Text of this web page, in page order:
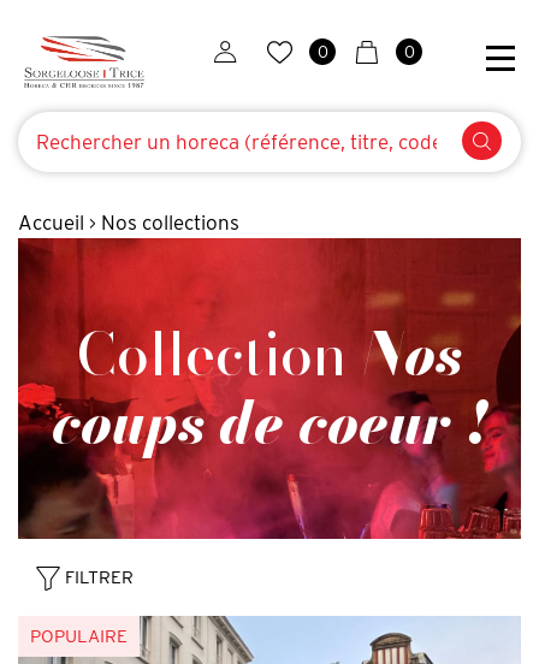
0 0
Accueil > Nos collections
CollectionNos
coups de coeur !
FILTRER
POPULAIRE